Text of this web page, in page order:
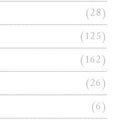
(28)
(125)
(162)
(26)
(6)